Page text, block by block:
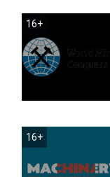
16+
16+